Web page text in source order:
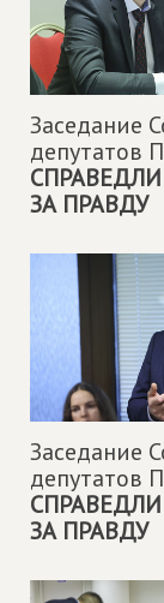
Заседание
депутатов
ЗА ПРАВДУ
Заседание
депутатов
ЗА ПРАВДУ